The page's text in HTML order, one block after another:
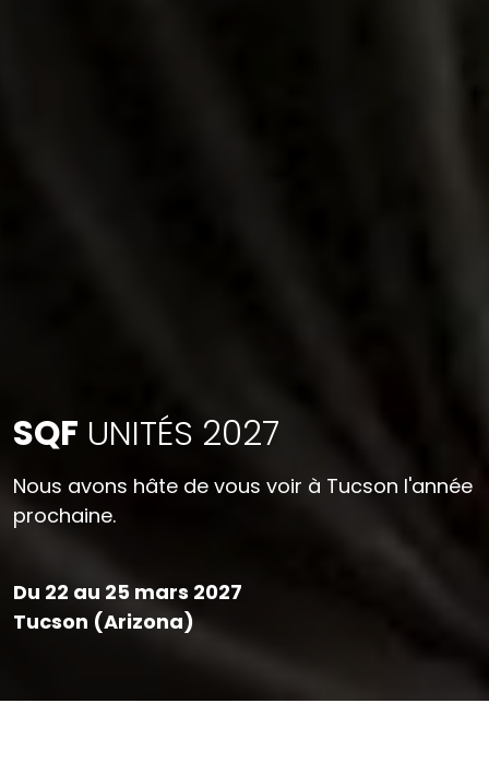
SQF UNITÉS 2027
Nous avons hâte de vous voir à Tucson l'année
prochaine.
Du 22 au 25 mars 2027
Tucson (Arizona)